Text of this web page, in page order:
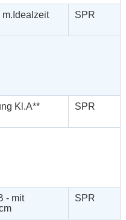
SPR
Kl.A**
SPR
- mit
SPR